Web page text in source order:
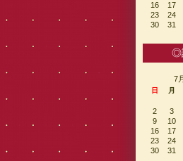
16
17
23
24
30
31
◎
7
日 月
2
3
9
10
16
17
23
24
30
31